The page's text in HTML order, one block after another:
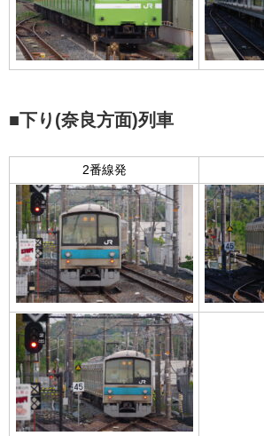
■下り(奈良方面)列車
2番線発